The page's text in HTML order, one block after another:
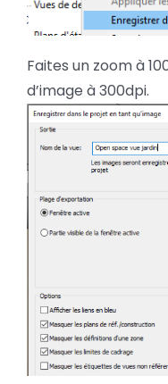
Faites un zoom à
d’image à 300dpi.